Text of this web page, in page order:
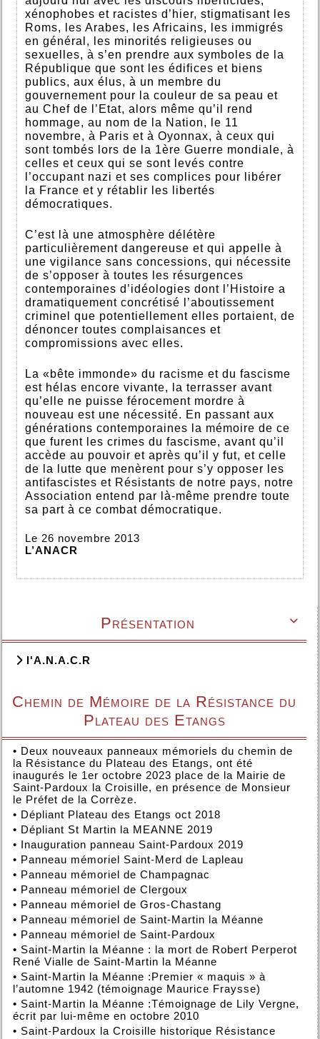

Présentation
l'A.N.A.C.R
Chemin de Mémoire de la Résistance du
Plateau des Etangs
• Deux nouveaux panneaux mémoriels du chemin de
la Résistance du Plateau des Etangs, ont été
inaugurés le 1er octobre 2023 place de la Mairie de
Saint-Pardoux la Croisille, en présence de Monsieur
le Préfet de la Corrèze.
• Dépliant Plateau des Etangs oct 2018
• Dépliant St Martin la MEANNE 2019
• Inauguration panneau Saint-Pardoux 2019
• Panneau mémoriel Saint-Merd de Lapleau
• Panneau mémoriel de Champagnac
• Panneau mémoriel de Clergoux
• Panneau mémoriel de Gros-Chastang
• Panneau mémoriel de Saint-Martin la Méanne
• Panneau mémoriel de Saint-Pardoux
• Saint-Martin la Méanne : la mort de Robert Perperot
René Vialle de Saint-Martin la Méanne
• Saint-Martin la Méanne :Premier « maquis » à
l’automne 1942 (témoignage Maurice Fraysse)
• Saint-Martin la Méanne :Témoignage de Lily Vergne,
écrit par lui-même en octobre 2010
• Saint-Pardoux la Croisille historique Résistance
xénophobes et racistes d’hier, stigmatisant les
Roms, les Arabes, les Africains, les immigrés
en général, les minorités religieuses ou
sexuelles, à s’en prendre aux symboles de la
République que sont les édifices et biens
publics, aux élus, à un membre du
gouvernement pour la couleur de sa peau et
au Chef de l’Etat, alors même qu’il rend
hommage, au nom de la Nation, le 11
novembre, à Paris et à Oyonnax, à ceux qui
sont tombés lors de la 1ère Guerre mondiale, à
celles et ceux qui se sont levés contre
l’occupant nazi et ses complices pour libérer
la France et y rétablir les libertés
démocratiques.
C’est là une atmosphère délétère
particulièrement dangereuse et qui appelle à
une vigilance sans concessions, qui nécessite
de s’opposer à toutes les résurgences
contemporaines d’idéologies dont l’Histoire a
dramatiquement concrétisé l’aboutissement
criminel que potentiellement elles portaient, de
dénoncer toutes complaisances et
compromissions avec elles.
La «bête immonde» du racisme et du fascisme
est hélas encore vivante, la terrasser avant
qu’elle ne puisse férocement mordre à
nouveau est une nécessité. En passant aux
générations contemporaines la mémoire de ce
que furent les crimes du fascisme, avant qu’il
accède au pouvoir et après qu’il y fut, et celle
de la lutte que menèrent pour s’y opposer les
antifascistes et Résistants de notre pays, notre
Association entend par là-même prendre toute
sa part à ce combat démocratique.
Le 26 novembre 2013
L’ANACR